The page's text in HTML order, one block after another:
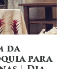
da
para